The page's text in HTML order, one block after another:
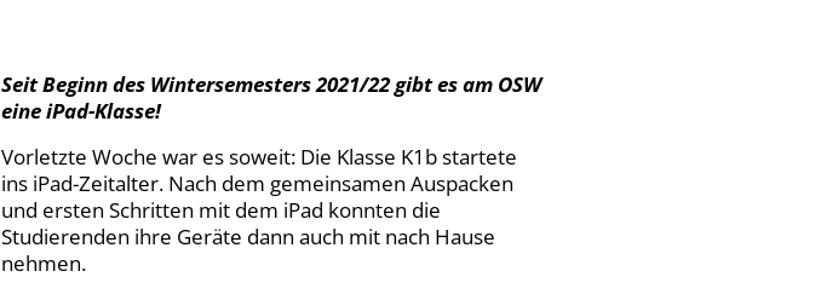
Seit Beginn des Wintersemesters 2021/22 gibt es am OSW
eine iPad-Klasse!
Vorletzte Woche war es soweit: Die Klasse K1b startete
ins iPad-Zeitalter. Nach dem gemeinsamen Auspacken
und ersten Schritten mit dem iPad konnten die
Studierenden ihre Geräte dann auch mit nach Hause
nehmen.